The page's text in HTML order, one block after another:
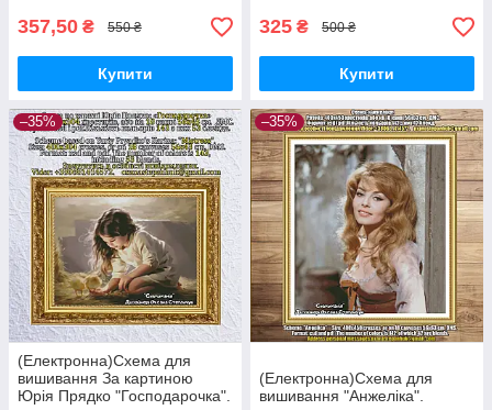
357,50 ₴ 550 ₴
Купити
325 ₴ 500 ₴
Купити
–35%
(Електронна)Схема для
вишивання За картиною
Юрія Прядко "Господарочка".
–35%
(Електронна)Схема для
вишивання "Анжеліка".